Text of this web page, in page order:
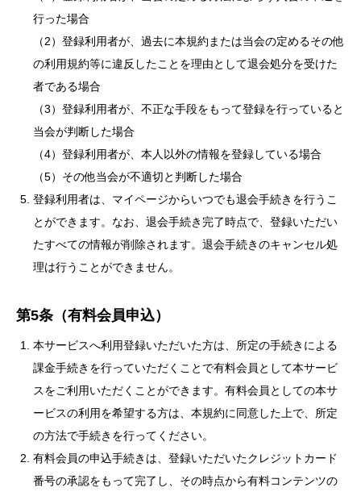
行った場合
（2）登録利用者が、過去に本規約または当会の定めるその他
の利用規約等に違反したことを理由として退会処分を受けた
者である場合
（3）登録利用者が、不正な手段をもって登録を行っていると
当会が判断した場合
（4）登録利用者が、本人以外の情報を登録している場合
（5）その他当会が不適切と判断した場合
登録利用者は、マイページからいつでも退会手続きを行うこ
とができます。なお、退会手続き完了時点で、登録いただい
たすべての情報が削除されます。退会手続きのキャンセル処
理は行うことができません。
第5条（有料会員申込）
本サービスへ利用登録いただいた方は、所定の手続きによる
課金手続きを行っていただくことで有料会員として本サービ
スをご利用いただくことができます。有料会員としての本サ
ービスの利用を希望する方は、本規約に同意した上で、所定
の方法で手続きを行ってください。
有料会員の申込手続きは、登録いただいたクレジットカード
番号の承認をもって完了し、その時点から有料コンテンツの